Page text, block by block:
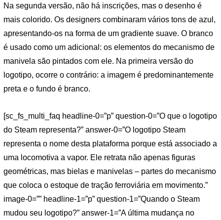
Na segunda versão, não há inscrições, mas o desenho é
mais colorido. Os designers combinaram vários tons de azul,
apresentando-os na forma de um gradiente suave. O branco
é usado como um adicional: os elementos do mecanismo de
manivela são pintados com ele. Na primeira versão do
logotipo, ocorre o contrário: a imagem é predominantemente
preta e o fundo é branco.
[sc_fs_multi_faq headline-0=”p” question-0=”O que o logotipo
do Steam representa?” answer-0=”O logotipo Steam
representa o nome desta plataforma porque está associado a
uma locomotiva a vapor. Ele retrata não apenas figuras
geométricas, mas bielas e manivelas – partes do mecanismo
que coloca o estoque de tração ferroviária em movimento.”
image-0=”” headline-1=”p” question-1=”Quando o Steam
mudou seu logotipo?” answer-1=”A última mudança no